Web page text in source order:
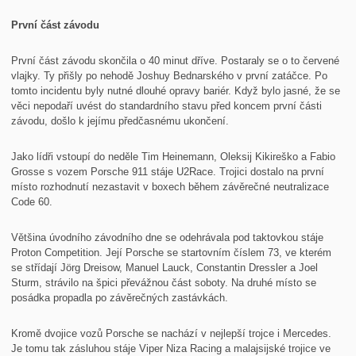
První část závodu
První část závodu skončila o 40 minut dříve. Postaraly se o to červené
vlajky. Ty přišly po nehodě Joshuy Bednarského v první zatáčce. Po
tomto incidentu byly nutné dlouhé opravy bariér. Když bylo jasné, že se
věci nepodaří uvést do standardního stavu před koncem první části
závodu, došlo k jejímu předčasnému ukončení.
Jako lídři vstoupí do neděle Tim Heinemann, Oleksij Kikireško a Fabio
Grosse s vozem Porsche 911 stáje U2Race. Trojici dostalo na první
místo rozhodnutí nezastavit v boxech během závěrečné neutralizace
Code 60.
Většina úvodního závodního dne se odehrávala pod taktovkou stáje
Proton Competition. Její Porsche se startovním číslem 73, ve kterém
se střídají Jörg Dreisow, Manuel Lauck, Constantin Dressler a Joel
Sturm, strávilo na špici převážnou část soboty. Na druhé místo se
posádka propadla po závěrečných zastávkách.
Kromě dvojice vozů Porsche se nachází v nejlepší trojce i Mercedes.
Je tomu tak zásluhou stáje Viper Niza Racing a malajsijské trojice ve